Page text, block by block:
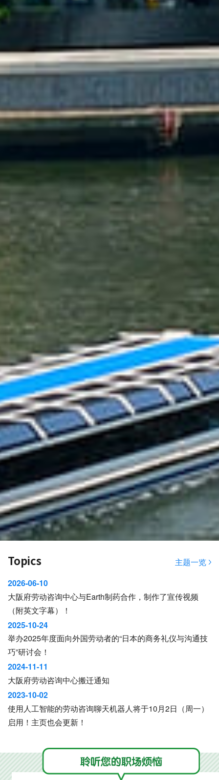
Topics
主题一览
2026-06-10
大阪府劳动咨询中心与Earth制药合作，制作了宣传视频
（附英文字幕）！
2025-10-24
举办2025年度面向外国劳动者的“日本的商务礼仪与沟通技
巧”研讨会！
2024-11-11
大阪府劳动咨询中心搬迁通知
2023-10-02
使用人工智能的劳动咨询聊天机器人将于10月2日（周一）
启用！主页也会更新！